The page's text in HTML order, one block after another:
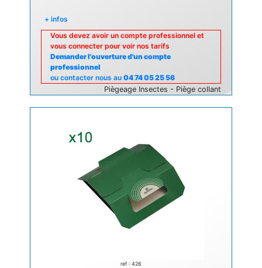
+ infos
Vous devez avoir un compte professionnel et
vous connecter pour voir nos tarifs
Demander l'ouverture d'un compte
professionnel
ou contacter nous au 04 74 05 25 56
Piègeage Insectes - Piège collant
ref : 426